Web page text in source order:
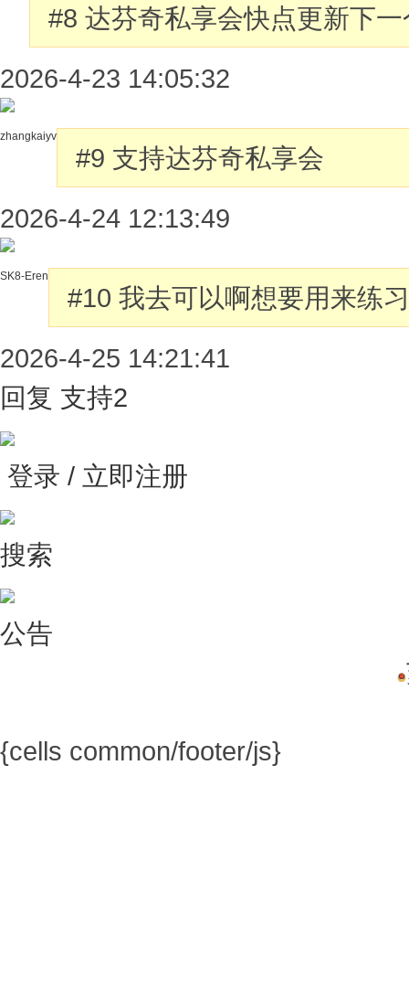
#8 达芬奇私享会快点更新下
2026-4-23 14:05:32
zhangkaiyv
#9 支持达芬奇私享会
2026-4-24 12:13:49
SK8-Eren
#10 我去可以啊想要用来练
2026-4-25 14:21:41
回复 支持2
登录 / 立即注册
搜索
公告
{cells common/footer/js}